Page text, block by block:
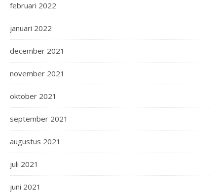
februari 2022
januari 2022
december 2021
november 2021
oktober 2021
september 2021
augustus 2021
juli 2021
juni 2021